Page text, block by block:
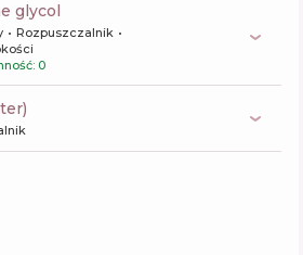
glycol
Rozpuszczalnik
0